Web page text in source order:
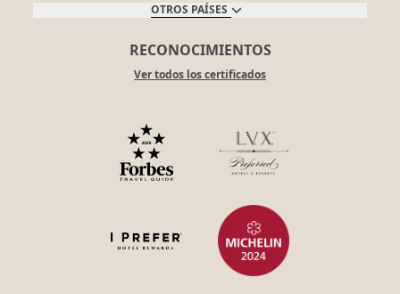
OTROS PAÍSES
RECONOCIMIENTOS
Ver todos los certificados